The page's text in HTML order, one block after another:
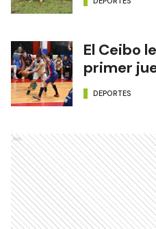
El Ceibo
primer
DEPORTES
Ads